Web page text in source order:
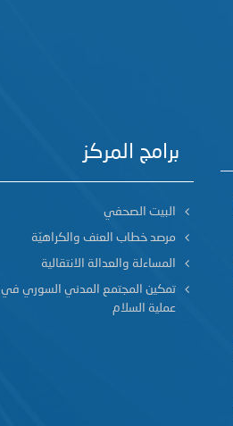
برامج المركز
البيت الصحفي
مرصد خطاب العنف والكراهيّة
المساءلة والعدالة الانتقالية
تمكين المجتمع المدني السوري في
عملية السلام